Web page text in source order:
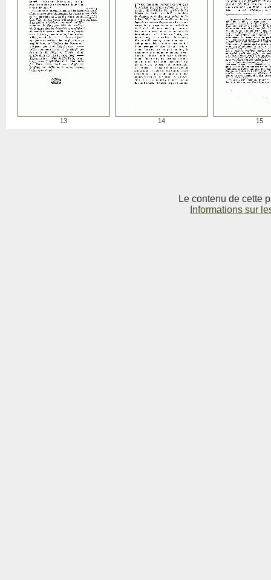
13 14 15
Le contenu de cette
Informations sur